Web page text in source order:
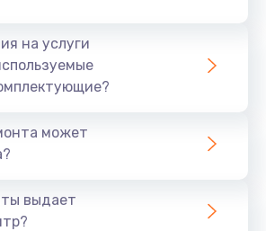
на услуги
может
выдает